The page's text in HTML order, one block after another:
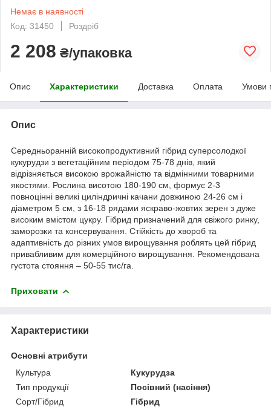
Немає в наявності
Код: 31450
Роздріб
2 208 ₴/упаковка
Опис Характеристики Доставка Оплата Умови
Опис
Середньоранній високопродуктивний гібрид суперсолодкої
кукурудзи з вегетаційним періодом 75-78 днів, який
відрізняється високою врожайністю та відмінними товарними
якостями. Рослина висотою 180-190 см, формує 2-3
повноцінні великі циліндричні качани довжиною 24-26 см і
діаметром 5 см, з 16-18 рядами яскраво-жовтих зерен з дуже
високим вмістом цукру. Гібрид призначений для свіжого ринку,
заморозки та консервування. Стійкість до хвороб та
адаптивність до різних умов вирощування роблять цей гібрид
привабливим для комерційного вирощування. Рекомендована
густота стояння – 50-55 тис/га.
Приховати
Характеристики
Основні атрибути
Культура
Кукурудза
Тип продукції
Посівний (насіння)
Сорт/Гібрид
Гібрид